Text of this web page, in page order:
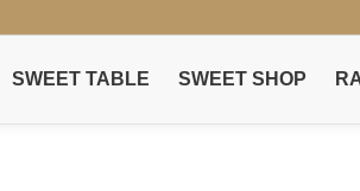
SWEET TABLE SWEET SHOP